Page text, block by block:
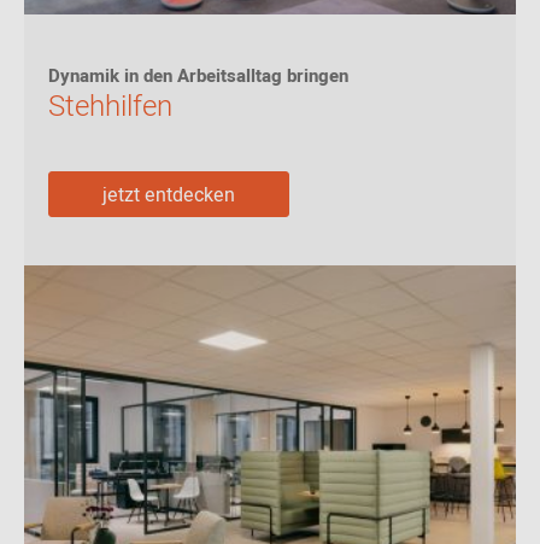
Dynamik in den Arbeitsalltag bringen
Stehhilfen
jetzt entdecken